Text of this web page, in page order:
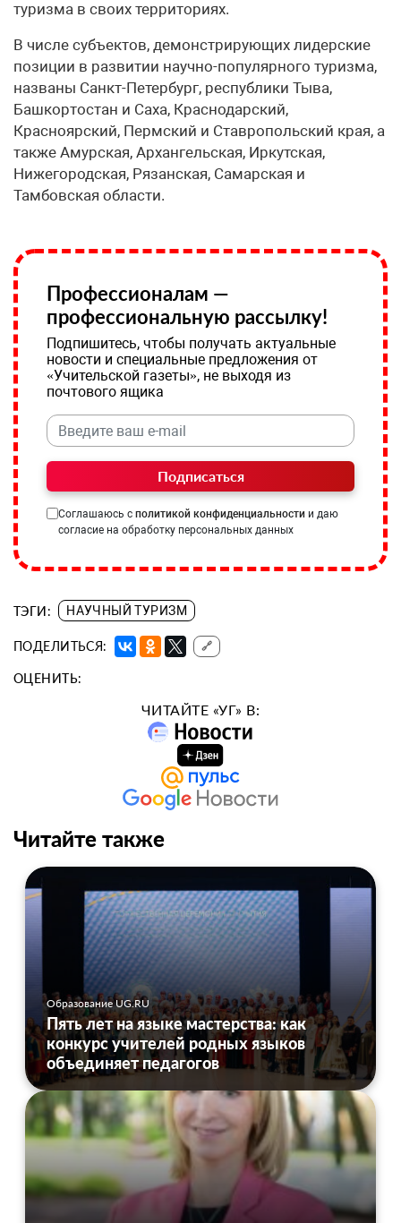
туризма в своих территориях.
В числе субъектов, демонстрирующих лидерские
позиции в развитии научно-популярного туризма,
названы Санкт-Петербург, республики Тыва,
Башкортостан и Саха, Краснодарский,
Красноярский, Пермский и Ставропольский края, а
также Амурская, Архангельская, Иркутская,
Нижегородская, Рязанская, Самарская и
Тамбовская области.
Профессионалам —
профессиональную рассылку!
Подпишитесь, чтобы получать актуальные
новости и специальные предложения от
«Учительской газеты», не выходя из
почтового ящика
Подписаться
Соглашаюсь с политикой конфиденциальности и даю
согласие на обработку персональных данных
ТЭГИ: НАУЧНЫЙ ТУРИЗМ
ПОДЕЛИТЬСЯ: 🔗
ОЦЕНИТЬ:
ЧИТАЙТЕ «УГ» В:
Читайте также
Образование UG.RU
Пять лет на языке мастерства: как
конкурс учителей родных языков
объединяет педагогов